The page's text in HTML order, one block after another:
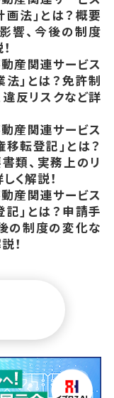
法」とは？概要
響、今後の制度
動産関連サービス
」とは？免許制
反リスクなど詳
動産関連サービス
転登記」とは？
類、実務上のリ
く解説！
動産関連サービス
」とは？申請手
の制度の変化な
！